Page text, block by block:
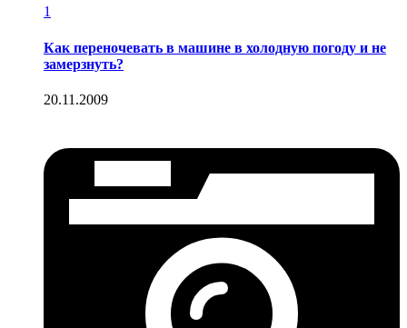
1
Как переночевать в машине в холодную погоду и не
замерзнуть?
20.11.2009